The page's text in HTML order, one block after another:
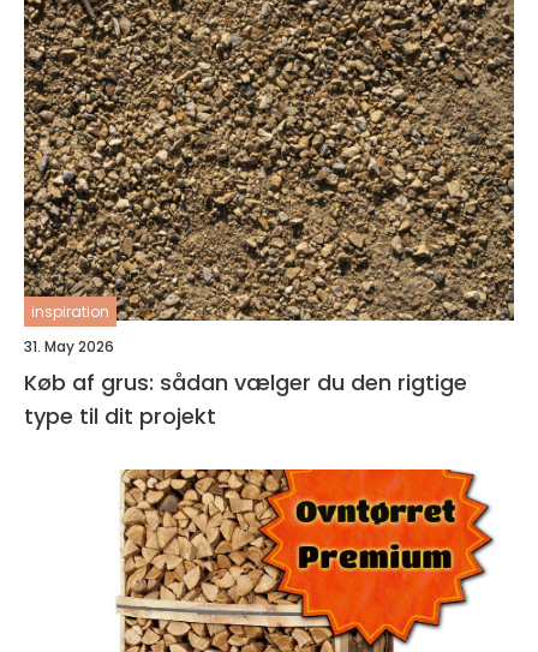
inspiration
31. May 2026
Køb af grus: sådan vælger du den rigtige
type til dit projekt